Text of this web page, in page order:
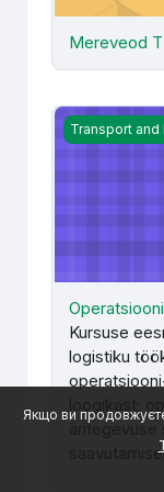
Якщо ви
Mereveod
Transport
Kursuse
logistiku
loogikast;